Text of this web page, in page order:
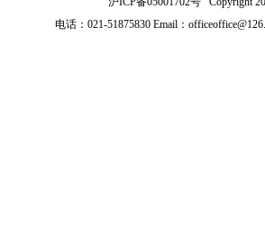
电话：021-51875830 Email：